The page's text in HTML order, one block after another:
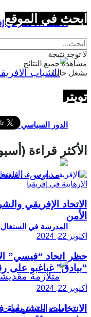
الاقتصاد الأخضر في
الدور السياسي
المدرسة في
ابحث في الموقع
لا توجد نتيجة
مشاهدة جميع النتائج
يشغل حاليا
تويتر
الأكثر قراءة
الاتحاد الإفريقي
الأمن
أكتوبر 22, 2024
حظر اتحاد “فيسي”
“بيادق” غباغبو على
أكتوبر 22, 2024
الانتخابات